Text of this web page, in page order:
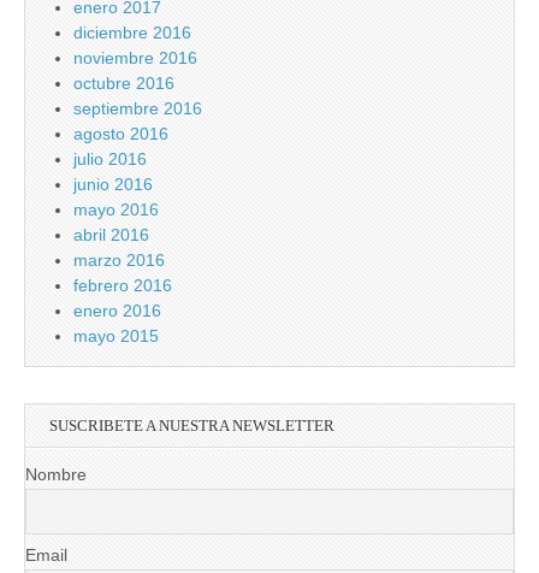
enero 2017
diciembre 2016
noviembre 2016
octubre 2016
septiembre 2016
agosto 2016
julio 2016
junio 2016
mayo 2016
abril 2016
marzo 2016
febrero 2016
enero 2016
mayo 2015
SUSCRIBETE A NUESTRA NEWSLETTER
Nombre
Email